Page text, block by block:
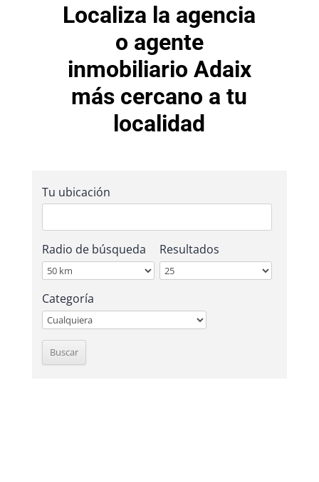
Localiza la agencia
o agente
inmobiliario Adaix
más cercano a tu
localidad
Tu ubicación
Radio de búsqueda Resultados
Categoría